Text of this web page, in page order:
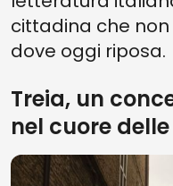
cittadina che non
dove oggi riposa.
Treia, un
nel cuore